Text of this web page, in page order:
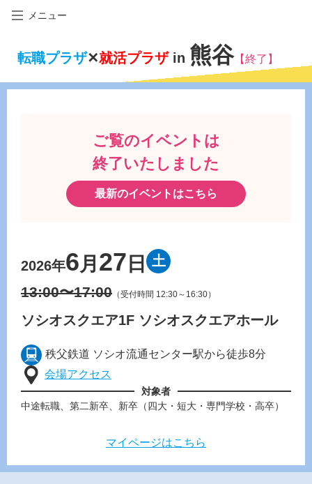
メニュー
転職プラザ✕就活プラザin 熊谷【終了】
ご覧のイベントは
終了いたしました
最新のイベントはこちら
2026年6月 27 日 土
13:00〜17:00 （受付時間 12:30～16:30）
ソシオスクエア1F ソシオスクエアホール
秩父鉄道 ソシオ流通センター駅から徒歩8分
会場アクセス
対象者
中途転職、第二新卒、新卒（四大・短大・専門学校・高卒）
マイページはこちら